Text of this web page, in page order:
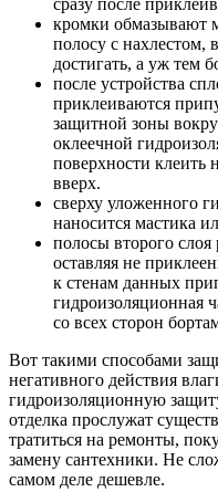
сразу после
кромки обмазывают
полосу с нахлестом,
достигать, а уж тем
после устройства
приклеиваются
защитной зоны
оклеечной
поверхности клеить
вверх.
сверху уложенного
наносится мастика
полосы второго
оставляя не
к стенам данных
гидроизоляционная
со всех сторон
Вот такими способами
негативного действия
гидроизоляционную
отделка прослужат
тратиться на ремонты,
замену сантехники. Не
самом деле дешевле.